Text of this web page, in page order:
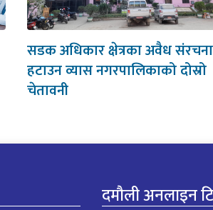
सडक अधिकार क्षेत्रका अवैध संरचना
हटाउन व्यास नगरपालिकाको दोस्रो
चेतावनी
दमौली अनलाइन